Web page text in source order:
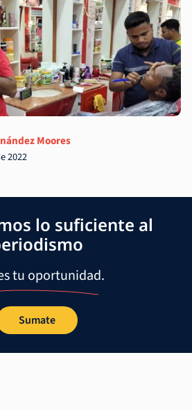
Moores
2022
lo suficiente al
tu oportunidad.
Sumate